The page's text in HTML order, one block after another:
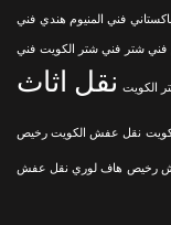
فني المنيوم هندي فني
فني شتر فني شتر الكويت فني
الكويت نقل اثاث
نقل عفش الكويت رخيص
رخيص هاف لوري نقل عفش